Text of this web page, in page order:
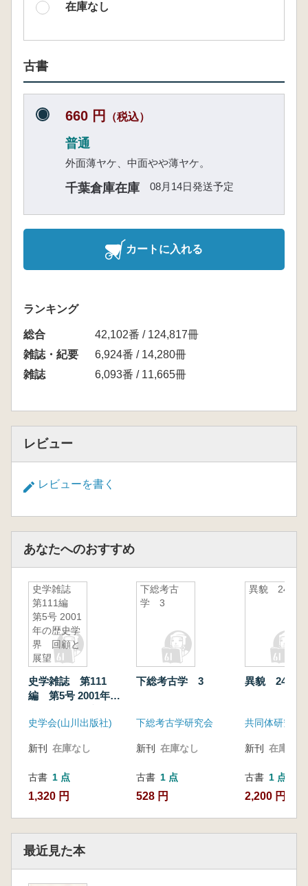
在庫なし
古書
660 円 （税込）
普通
外面薄ヤケ、中面やや薄ヤケ。
千葉倉庫在庫 08月14日発送予定
カートに入れる
ランキング
総合
42,102番 / 124,817冊
雑誌・紀要
6,924番 / 14,280冊
雑誌
6,093番 / 11,665冊
レビュー
レビューを書く
あなたへのおすすめ
史学雑誌
第111編
第5号 2001
年の歴史学
界 回顧と
展望
史学雑誌 第111
編 第5号 2001年の
望
史学会(山川出版社)
新刊 在庫なし
古書 1 点
1,320 円
下総考古
学 3
下総考古学 3
下総考古学研究会
新刊 在庫なし
古書 1 点
528 円
異貌 24号
異貌 24号
共同体研究会
新刊 在庫なし
古書 1 点
2,200 円
最近見た本